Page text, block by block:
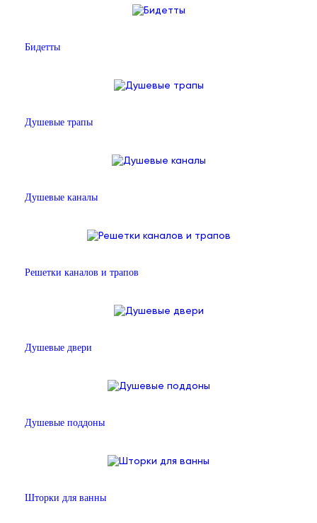
Бидетты
Душевые трапы
Душевые каналы
Решетки каналов и трапов
Душевые двери
Душевые поддоны
Шторки для ванны